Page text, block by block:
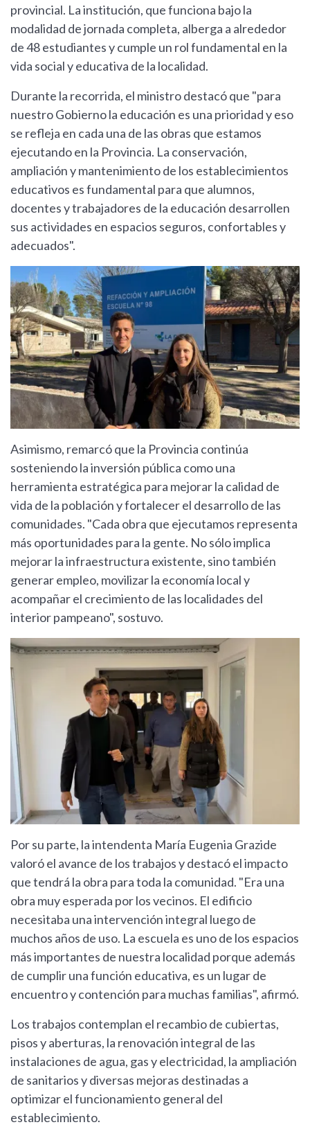
provincial. La institución, que funciona bajo la
modalidad de jornada completa, alberga a alrededor
de 48 estudiantes y cumple un rol fundamental en la
vida social y educativa de la localidad.
Durante la recorrida, el ministro destacó que "para
nuestro Gobierno la educación es una prioridad y eso
se refleja en cada una de las obras que estamos
ejecutando en la Provincia. La conservación,
ampliación y mantenimiento de los establecimientos
educativos es fundamental para que alumnos,
docentes y trabajadores de la educación desarrollen
sus actividades en espacios seguros, confortables y
adecuados".
Asimismo, remarcó que la Provincia continúa
sosteniendo la inversión pública como una
herramienta estratégica para mejorar la calidad de
vida de la población y fortalecer el desarrollo de las
comunidades. "Cada obra que ejecutamos representa
más oportunidades para la gente. No sólo implica
mejorar la infraestructura existente, sino también
generar empleo, movilizar la economía local y
acompañar el crecimiento de las localidades del
interior pampeano", sostuvo.
Por su parte, la intendenta María Eugenia Grazide
valoró el avance de los trabajos y destacó el impacto
que tendrá la obra para toda la comunidad. "Era una
obra muy esperada por los vecinos. El edificio
necesitaba una intervención integral luego de
muchos años de uso. La escuela es uno de los espacios
más importantes de nuestra localidad porque además
de cumplir una función educativa, es un lugar de
encuentro y contención para muchas familias", afirmó.
Los trabajos contemplan el recambio de cubiertas,
pisos y aberturas, la renovación integral de las
instalaciones de agua, gas y electricidad, la ampliación
de sanitarios y diversas mejoras destinadas a
optimizar el funcionamiento general del
establecimiento.